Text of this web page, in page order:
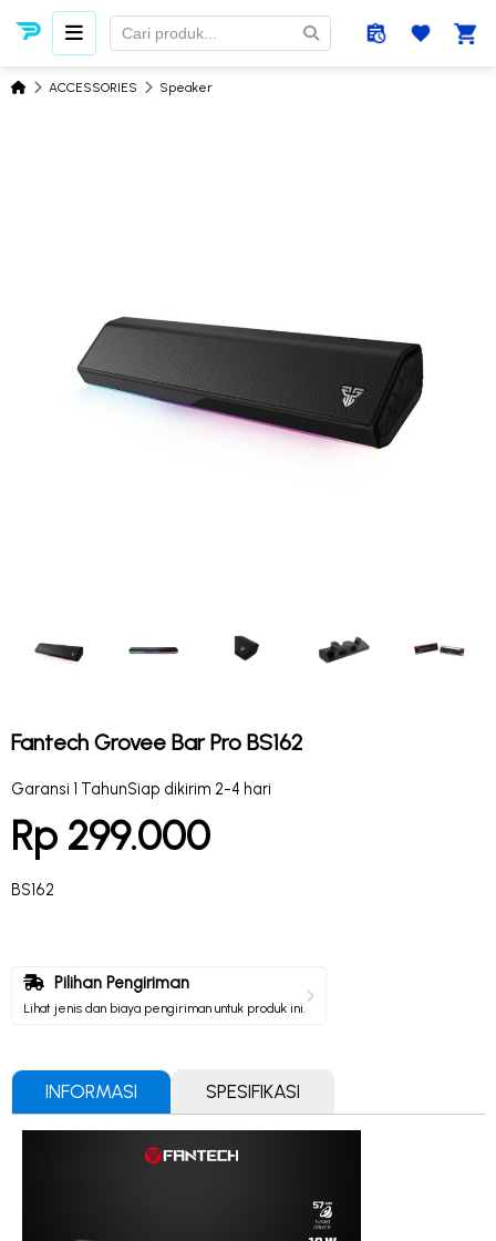
ACCESSORIES Speaker
Fantech Grovee Bar Pro BS162
Garansi 1 TahunSiap dikirim 2-4 hari
Rp 299.000
BS162
Pilihan Pengiriman
Lihat jenis dan biaya pengiriman untuk produk ini.
INFORMASI SPESIFIKASI